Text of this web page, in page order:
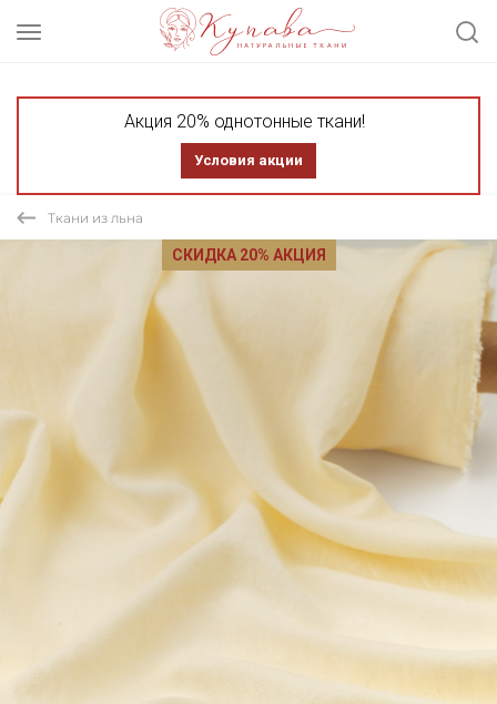
Акция 20% однотонные ткани!
Условия акции
Ткани из льна
СКИДКА 20% АКЦИЯ